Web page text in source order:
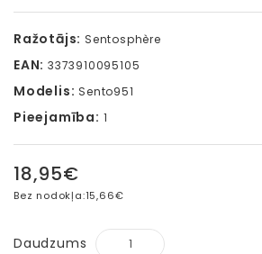
Ražotājs: Sentosphère
EAN: 3373910095105
Modelis: Sento951
Pieejamība: 1
18,95€
Bez nodokļa:15,66€
Daudzums